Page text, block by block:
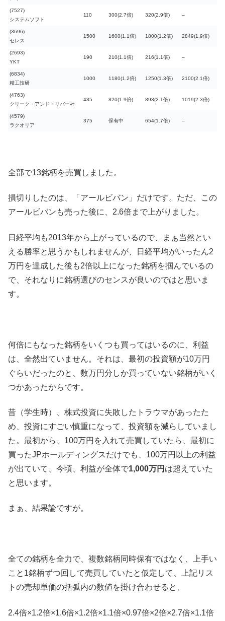
(7527)
システムソフト
110 300(2.7倍) 320(2.9倍) –
(3696)
セレス
1500 1600(1.1倍) 1800(1.2倍) 2849(1.9倍)
(2693)
YKT
190 210(1.1倍) 216(1.1倍) –
(6834)
精工技研
1000 1180(1.2倍) 1250(1.3倍) 2100(2.1倍)
(4763)
クリーク・アンド・リバー社
435 820(1.9倍) 893(2.1倍) 1019(2.3倍)
(4579)
ラクオリア
375 保有中 654(1.7倍) –
全部で13銘柄を売買しました。
損切りしたのは、「アールビバン」だけです。ただ、この
アールビバンも売った後に、2.6倍まで上がりました。
日経平均も2013年から上がっているので、まぁ当然とい
える勝率と思うかもしれませんが、日経平均がいったん2
万円を達成した後も2倍以上になった銘柄を掴んでいるの
で、それなりに銘柄選びのセンスが良いのではと思いま
す。
何倍にもなった銘柄をいくつも買ってはいるのに、利益
は、全然出ていません。それは、最初の投資額が10万円
ぐらいだったのと、数万円分しか買っていない銘柄がいく
つかあったからです。
昔（学生時）、株式投資に失敗したトラウマがあったた
め、投資にすごい慎重になって、投資額を減らしていまし
た。最初から、100万円を入れて売買していたら、最初に
買ったJPホールディングスだけでも、100万円以上の利益
が出ていて、今頃、利益が全体で1,000万円 は超えていた
と思います。
まぁ、結果論ですが。
全ての銘柄を全力で、複数銘柄同時保有ではなく、上手い
こと1銘柄ずつ回して売買していたと仮定して、上記リス
トの売却単価の括弧内の数値を掛け合わせると、
2.4倍×1.2倍×1.6倍×1.2倍×1.1倍×0.97倍×2倍×2.7倍×1.1倍